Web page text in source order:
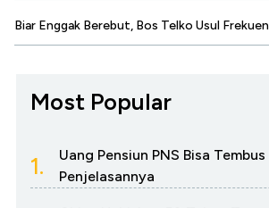
Biar Enggak Berebut, Bos Telko Usul
Most Popular
1.
Uang Pensiun PNS Bisa Tembus
Penjelasannya